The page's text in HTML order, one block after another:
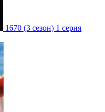
1670 (3 сезон) 1 серия